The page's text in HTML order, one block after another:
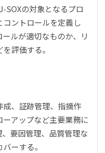
SOXの対象となるプロ
ントロールを定義し
ルが適切なものか、リ
評価する。
、証跡管理、指摘作
アップなど主要業務に
要因管理、品質管理な
ーする。